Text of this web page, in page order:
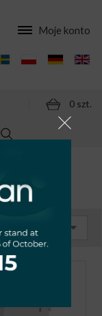
Moje konto
0 szt.
1-POLOWE
Domyślnie